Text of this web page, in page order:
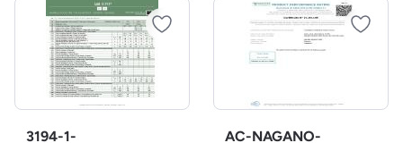
3194-1-
AC-NAGANO-